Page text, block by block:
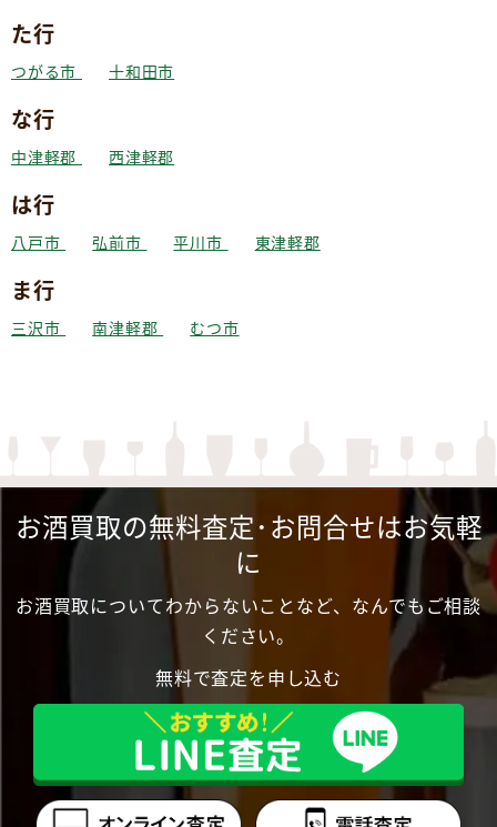
た行
つがる市 十和田市
な行
中津軽郡 西津軽郡
は行
八戸市 弘前市 平川市 東津軽郡
ま行
三沢市 南津軽郡 むつ市
お酒買取の無料査定･お問合せはお気軽
に
お酒買取についてわからないことなど、なんでもご相談
ください。
無料で査定を申し込む